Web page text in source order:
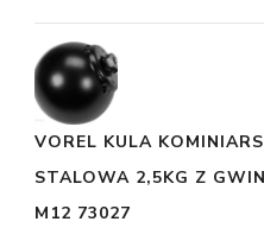
VOREL KULA
STALOWA 2,5KG Z
M12 73027